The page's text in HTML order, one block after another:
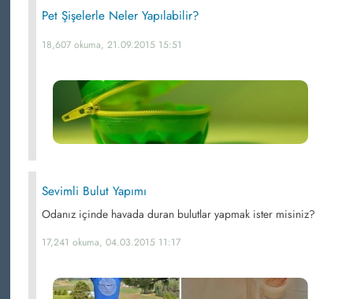
Pet Şişelerle Neler Yapılabilir?
18,607 okuma, 21.09.2015 15:51
Sevimli Bulut Yapımı
Odanız içinde havada duran bulutlar yapmak ister misiniz?
17,241 okuma, 04.03.2015 11:17